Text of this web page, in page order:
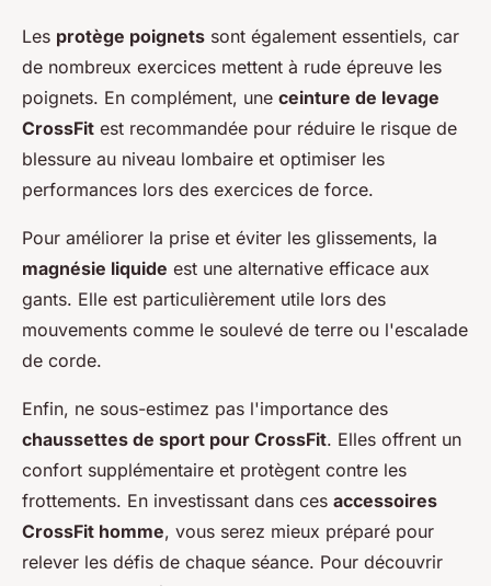
Les protège poignets sont également essentiels, car
de nombreux exercices mettent à rude épreuve les
poignets. En complément, une ceinture de levage
CrossFit est recommandée pour réduire le risque de
blessure au niveau lombaire et optimiser les
performances lors des exercices de force.
Pour améliorer la prise et éviter les glissements, la
magnésie liquide est une alternative efficace aux
gants. Elle est particulièrement utile lors des
mouvements comme le soulevé de terre ou l'escalade
de corde.
Enfin, ne sous-estimez pas l'importance des
chaussettes de sport pour CrossFit. Elles offrent un
confort supplémentaire et protègent contre les
frottements. En investissant dans ces accessoires
CrossFit homme, vous serez mieux préparé pour
relever les défis de chaque séance. Pour découvrir